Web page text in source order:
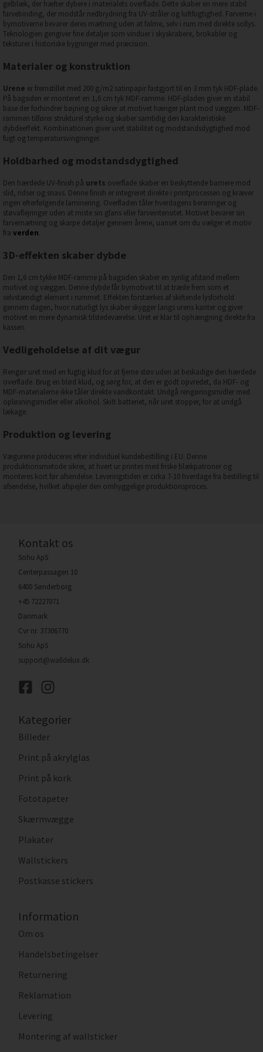
gelblæk, der hæfter dybere i materialets overflade. Dette skaber en mere stabil
farvebinding, der modstår nedbrydning fra UV-stråler og luftfugtighed. Farverne i
bymotiverne bevarer deres mætning uden at falme, selv i rum med direkte sollys.
Teknologien gengiver fine detaljer som vinduer i skyskrabere, brokabler og
teksturer i historiske bygninger med præcision.
Materialer og konstruktion
Urene er fremstillet med 200 g/m2 satinpapir fastgjort til en 3 mm tyk HDF-plade.
På bagsiden er monteret en 1,6 cm tyk MDF-ramme. HDF-pladen giver en stabil
base der forhindrer bøjning og sikrer at motivet hænger plant mod væggen. MDF-
rammen tilfører strukturel styrke og skaber samtidig den karakteristiske
dybdeeffekt. Kombinationen giver uret stabilitet og modstandsdygtighed mod
fugt og temperatursvingninger.
Holdbarhed og modstandsdygtighed
Den hærdede UV-finish på urets overflade skaber en beskyttende barriere mod
slid, ridser og snavs. Denne finish er integreret direkte i printprocessen og kræver
ingen efterfølgende laminering. Overfladen tåler hverdagens berøringer og
støvaflejringer uden at miste sin glans eller farveintensitet. Motivet bevarer sin
farvemætning og skarpe detaljer gennem årene, uanset om du vælger et motiv
fra verden.
3D-effekten skaber dybde
Den 1,6 cm tykke MDF-ramme på bagsiden skaber en synlig afstand mellem
motivet og væggen. Denne dybde får bymotivet til at træde frem som et
selvstændigt element i rummet. Effekten forstærkes af skiftende lysforhold
gennem dagen, hvor naturligt lys skaber skygger langs urens kanter og giver
motivet en mere dynamisk tilstedeværelse. Uret er klar til ophængning direkte fra
kassen.
Vedligeholdelse af dit vægur
Rengør uret med en fugtig klud for at fjerne støv uden at beskadige den hærdede
overflade. Brug en blød klud, og sørg for, at den er godt opvredet, da HDF- og
MDF-materialerne ikke tåler direkte vandkontakt. Undgå rengøringsmidler med
opløsningsmidler eller alkohol. Skift batteriet, når uret stopper, for at undgå
lækage.
Produktion og levering
Vægurene produceres efter individuel kundebestilling i EU. Denne
produktionsmetode sikrer, at hvert ur printes med friske blækpatroner og
monteres kort før afsendelse. Leveringstiden er cirka 7-10 hverdage fra bestilling til
afsendelse, hvilket afspejler den omhyggelige produktionsproces.
Kontakt os
Sohu ApS
Centerpassagen 10
6400 Sønderborg
+45 72227071
Danmark
Cvr nr. 37306770
Sohu ApS
support@walldelux.dk
Kategorier
Billeder
Print på akrylglas
Print på kork
Fototapeter
Skærmvægge
Plakater
Wallstickers
Postkasse stickers
Information
Om os
Handelsbetingelser
Returnering
Reklamation
Levering
Montering af wallsticker